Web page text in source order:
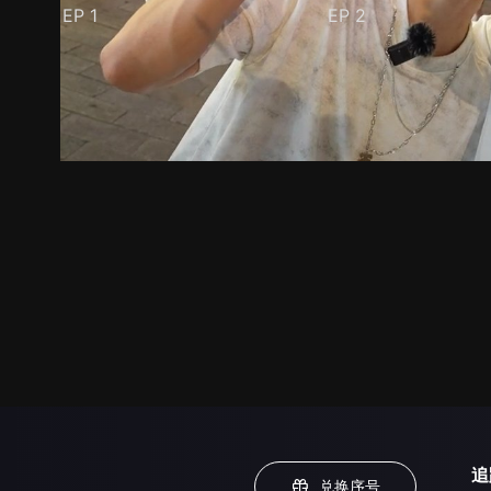
EP 1 EP2
预告 推荐影片 剧情介绍
兑换序号